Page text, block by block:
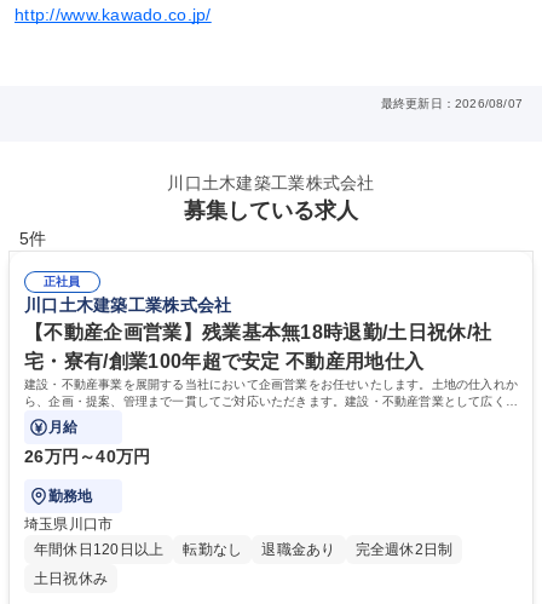
http://www.kawado.co.jp/
最終更新日：2026/08/07
川口土木建築工業株式会社
募集している求人
5件
正社員
川口土木建築工業株式会社
【不動産企画営業】残業基本無18時退勤/土日祝休/社
宅・寮有/創業100年超で安定 不動産用地仕入
建設・不動産事業を展開する当社において企画営業をお任せいたします。土地の仕入れか
ら、企画・提案、管理まで一貫してご対応いただきます。建設・不動産営業として広く営
業活動を行うことが出来ます。
月給
26万円～40万円
勤務地
埼玉県川口市
年間休日120日以上
転勤なし 退職金あり
完全週休2日制
土日祝休み